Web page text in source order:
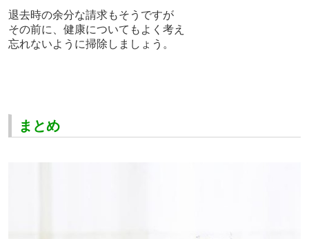
退去時の余分な請求もそうですが
その前に、健康についてもよく考え
忘れないように掃除しましょう。
まとめ